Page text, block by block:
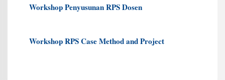
Workshop Penyusunan RPS Dosen
Workshop RPS Case Method and Project